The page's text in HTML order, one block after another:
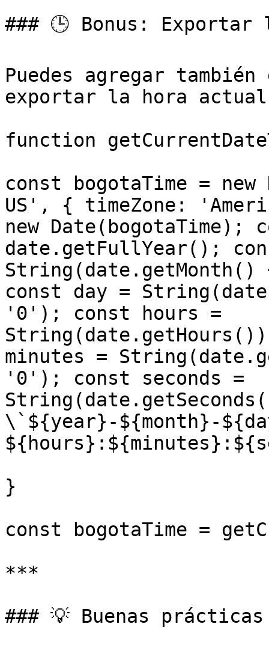
### 🕒 Bonus:
Puedes agregar
exportar la hora
function
const bogotaTime =
US', { timeZone:
new Date(bogotaTime);
date.getFullYear();
const day =
'0'); const hours =
minutes =
'0'); const seconds =
\`${year}-${month}-
}
const bogotaTime =
***
### 💡 Buenas prácticas